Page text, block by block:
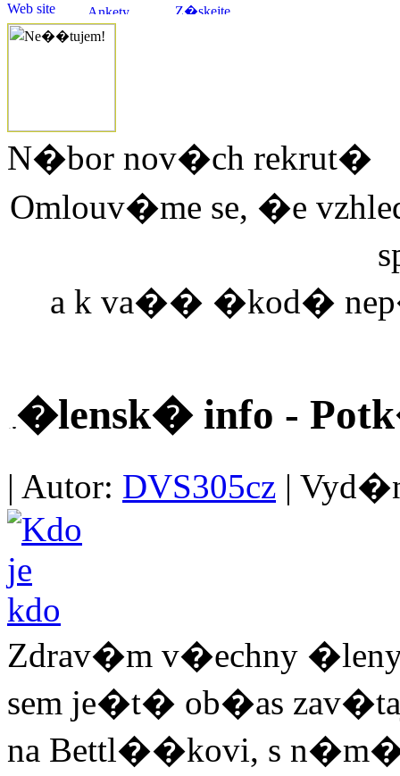
N�bor nov�ch rekrut�
Omlouv�me se, �e
a k va�� �kod�
�lensk� info -
| Autor: DVS305cz |
Zdrav�m v�echny
sem je�t� ob�as
na Bettl��kovi, s n�m�